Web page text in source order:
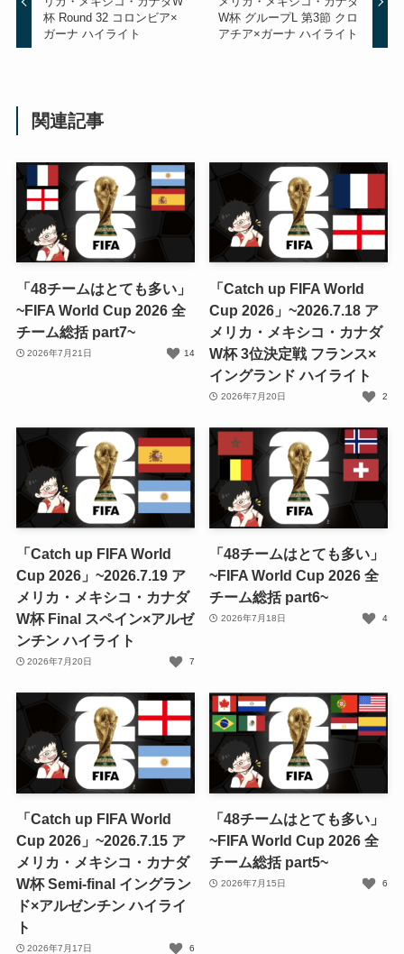
杯 Round 32 コロンビア×
ガーナ ハイライト
W杯 グループL 第3節 クロ
アチア×ガーナ ハイライト
関連記事
「48チームはとても多い」
~FIFA World Cup 2026 全
チーム総括 part7~
2026年7月21日 14
「Catch up FIFA World
Cup 2026」~2026.7.18 ア
メリカ・メキシコ・カナダ
W杯 3位決定戦 フランス×
イングランド ハイライト
2026年7月20日 2
「Catch up FIFA World
Cup 2026」~2026.7.19 ア
メリカ・メキシコ・カナダ
W杯 Final スペイン×アルゼ
ンチン ハイライト
2026年7月20日 7
「48チームはとても多い」
~FIFA World Cup 2026 全
チーム総括 part6~
2026年7月18日 4
「Catch up FIFA World
Cup 2026」~2026.7.15 ア
メリカ・メキシコ・カナダ
W杯 Semi-final イングラン
ド×アルゼンチン ハイライ
ト
2026年7月17日 6
「48チームはとても多い」
~FIFA World Cup 2026 全
チーム総括 part5~
2026年7月15日 6